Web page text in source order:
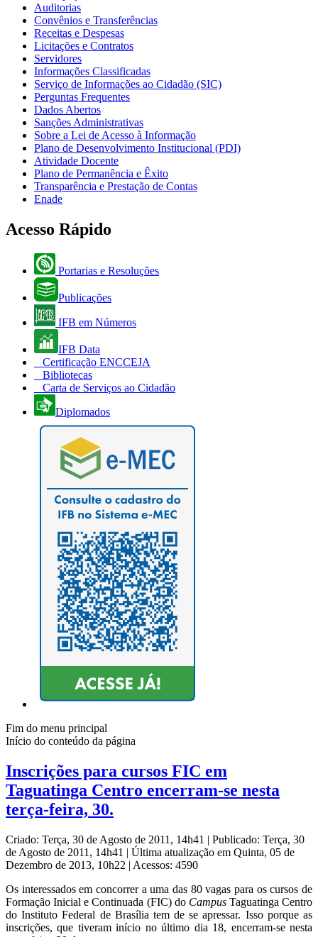
Auditorias
Convênios e Transferências
Receitas e Despesas
Licitações e Contratos
Servidores
Informações Classificadas
Serviço de Informações ao Cidadão (SIC)
Perguntas Frequentes
Dados Abertos
Sanções Administrativas
Sobre a Lei de Acesso à Informação
Plano de Desenvolvimento Institucional (PDI)
Atividade Docente
Plano de Permanência e Êxito
Transparência e Prestação de Contas
Enade
Acesso Rápido
Portarias e Resoluções
Publicações
IFB em Números
IFB Data
Certificação ENCCEJA
Bibliotecas
Carta de Serviços ao Cidadão
Diplomados
Fim do menu principal
Início do conteúdo da página
Inscrições para cursos FIC em
Taguatinga Centro encerram-se nesta
terça-feira, 30.
Criado: Terça, 30 de Agosto de 2011, 14h41 | Publicado: Terça, 30
de Agosto de 2011, 14h41 | Última atualização em Quinta, 05 de
Dezembro de 2013, 10h22 | Acessos: 4590
Os interessados em concorrer a uma das 80 vagas para os cursos de
Formação Inicial e Continuada (FIC) do CampusTaguatinga Centro
do Instituto Federal de Brasília tem de se apressar. Isso porque as
inscrições, que tiveram início no último dia 18, encerram-se nesta